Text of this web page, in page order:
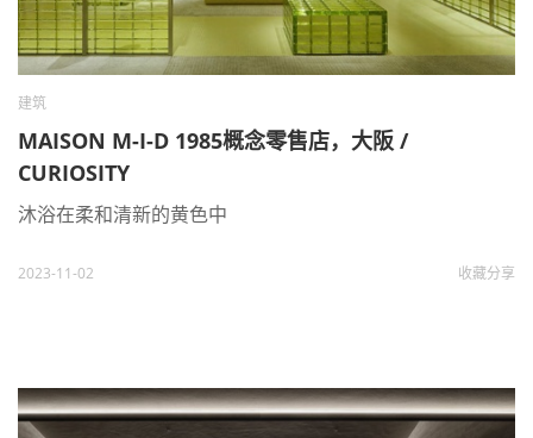
建筑
MAISON M-I-D 1985概念零售店，大阪 /
CURIOSITY
沐浴在柔和清新的黄色中
2023-11-02 收藏分享